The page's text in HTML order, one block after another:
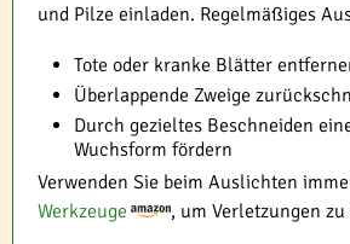
und Pilze einladen. Regelmäßiges
Tote oder kranke Blätter
Überlappende Zweige
Durch gezieltes Beschneiden
Wuchsform fördern
Verwenden Sie beim Auslichten
Werkzeuge
, um Verletzungen